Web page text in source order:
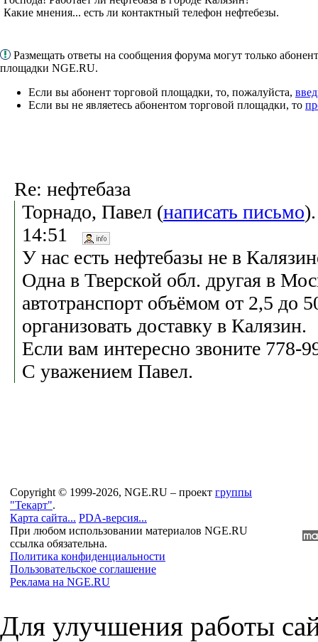
Какие мнения... есть ли контактный телефон нефтебезы.
Размещать ответы на сообщения форума могут только
площадки NGE.RU.
Если вы абонент торговой площадки, то, пожалуйста,
Если вы не являетесь абонентом торговой площадки, то
Re: нефтебаза
Торнадо, Павел (написать письмо
14:51
У нас есть нефтебазы не в
Одна в Тверской обл. другая в
автотранспорт объёмом от 2,5 до
организовать доставку в Калязин.
Если вам интересно звоните 778-
С уважением Павел.
Copyright © 1999-2026, NGE.RU – проект группы
"Текарт".
Карта сайта... PDA-версия...
При любом использовании материалов NGE.RU
ссылка обязательна.
Политика конфиденциальности
Пользовательское соглашение
Реклама на NGE.RU
Для улучшения работы